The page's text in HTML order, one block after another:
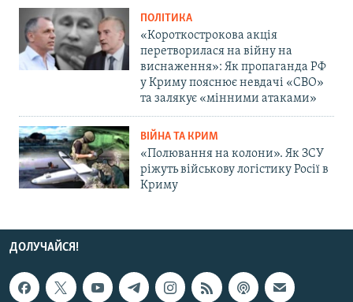
ПОЛІТИКА
«Короткострокова акція
перетворилася на війну на
виснаження»: Як пропаганда РФ
у Криму пояснює невдачі «СВО»
та залякує «мінними атаками»
ВІЙНА ТА КРИМ
«Полювання на колони». Як ЗСУ
ріжуть військову логістику Росії в
Криму
ДОЛУЧАЙСЯ!